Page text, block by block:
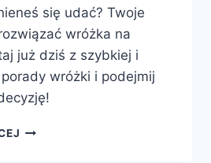
się udać? Twoje
wróżka na
już dziś z szybkiej i
wróżki i podejmij
DLACZEGO